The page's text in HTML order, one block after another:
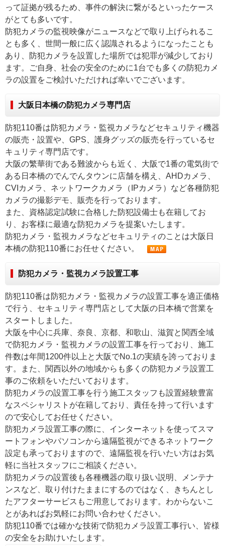
って証拠が残るため、事件の解決に繋がるといったケース
がとても多いです。
防犯カメラの監視映像がニュースなどで取り上げられるこ
とも多く、世間一般に広く認識されるようになったことも
あり、防犯カメラを設置した場所では犯罪が減少しており
ます。ご自身、社会の安全のために1台でも多くの防犯カメ
ラの設置をご検討いただければ幸いでございます。
大阪日本橋の防犯カメラ専門店
防犯110番は防犯カメラ・監視カメラなどセキュリティ機器
の販売・設置や、GPS、護身グッズの販売を行っているセ
キュリティ専門店です。
大阪の繁華街である難波からも近く、大阪で1番の電気街で
ある日本橋のでんでんタウンに店舗を構え、AHDカメラ、
CVIカメラ、ネットワークカメラ（IPカメラ）など各種防犯
カメラの撮影デモ、販売を行っております。
また、資格認定試験に合格した防犯設備士も在籍してお
り、お客様に最適な防犯カメラを提案いたします。
防犯カメラ・監視カメラなどセキュリティのことは大阪日
本橋の防犯110番にお任せください。
防犯カメラ・監視カメラ設置工事
防犯110番は防犯カメラ・監視カメラの設置工事を適正価格
で行う、セキュリティ専門店として大阪の日本橋で営業を
スタートしました。
大阪を中心に兵庫、奈良、京都、和歌山、滋賀と関西全域
で防犯カメラ・監視カメラの設置工事を行っており、施工
件数は年間1200件以上と大阪でNo.1の実績を誇っておりま
す。また、関西以外の地域からも多くの防犯カメラ設置工
事のご依頼をいただいております。
防犯カメラの設置工事を行う施工スタッフも設置経験豊富
なスペシャリストが在籍しており、責任を持って行います
ので安心してお任せください。
防犯カメラ設置工事の際に、インターネットを使ってスマ
ートフォンやパソコンから遠隔監視ができるネットワーク
設定も承っておりますので、遠隔監視を行いたい方はお気
軽に当社スタッフにご相談ください。
防犯カメラの設置後も各種機器の取り扱い説明、メンテナ
ンスなど、取り付けたままにするのではなく、きちんとし
たアフターサービスもご用意しております。わからないこ
とがあればお気軽にお問い合わせください。
防犯110番では確かな技術で防犯カメラ設置工事行い、皆様
の安全をお助けいたします。